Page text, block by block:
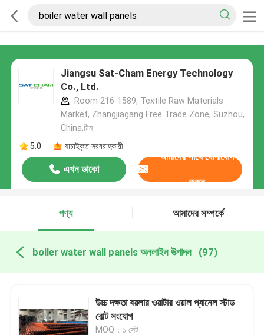
Jiangsu Sat-Cham Energy Technology
Co., Ltd.
Room 216-1589, Textile Raw Materials
Market, Zhangjiagang Free Trade Zone, Suzhou,
China,চীন
5.0
যাচাইকৃত সরবরাহকারী
এখন ডাকো
আমাদের সাথে যোগাযোগ
করুন
পণ্য আমাদের সম্পর্কে
boiler water wall panels অনলাইন উত্পাদন (97)
উচ্চ দক্ষতা বয়লার ওয়াটার ওয়াল প্যানেল স্টাড
বোল্ট সংযোগ
MOQ：১ সেট